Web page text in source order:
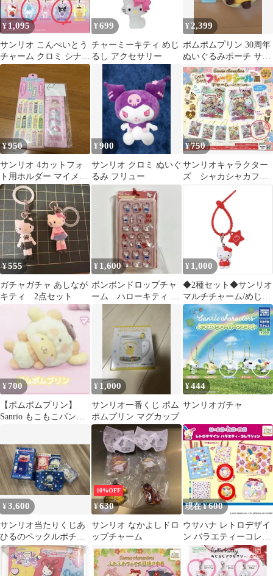
¥1,095
サンリオ こんぺいとう
チャーム クロミ シナモ
ロール
¥ 699
チャーミーキティ めじ
るし アクセサリー
¥ 2,399
ポムポムプリン 30周年
ぬいぐるみポーチ サン
リオ
¥950
サンリオ 4カットフォ
ト用ホルダー マイメロ
ディ
¥900
サンリオ クロミ ぬいぐ
るみ フリュー
¥750
サンリオキャラクター
ズ シャカシャカフレ
ム、白菜マスコット
¥555
ガチャガチャ あしなが
キティ 2点セット
¥ 1,600
ボンボンドロップチャ
ーム ハローキティ サ
ンリオ ガチャガチャ
¥ 1,000
◆2種セット◆サンリオ
マルチチャーム/めじる
しアクセサリー
¥ 700
【ポムポムプリン】
Sanrio もこもこパンダ
¥ 1,000
サンリオ一番くじ ポム
ポムプリン マグカップ
¥444
サンリオガチャ
¥3,600
サンリオ当たりくじあ
ひるのペックルポチャ
ッコ４点セット
10%OFF
¥630
サンリオ なかよしドロ
ップチャーム
現在 ¥600
ウサハナ レトロデザイ
ン バラエティーコレク
ション ガチャ 各2個セ
ット